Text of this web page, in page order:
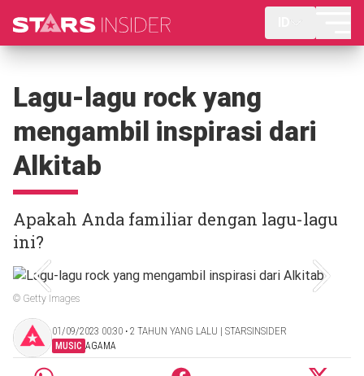
Lagu-lagu rock yang
mengambil inspirasi dari
Alkitab
Apakah Anda familiar dengan lagu-lagu
ini?
© Getty Images
01/09/2023 00:30 ‧ 2 TAHUN YANG LALU | STARSINSIDER
MUSIC AGAMA